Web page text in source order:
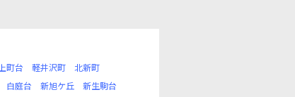
上町台 軽井沢町
北新町
白庭台 新旭ケ丘
新生駒台